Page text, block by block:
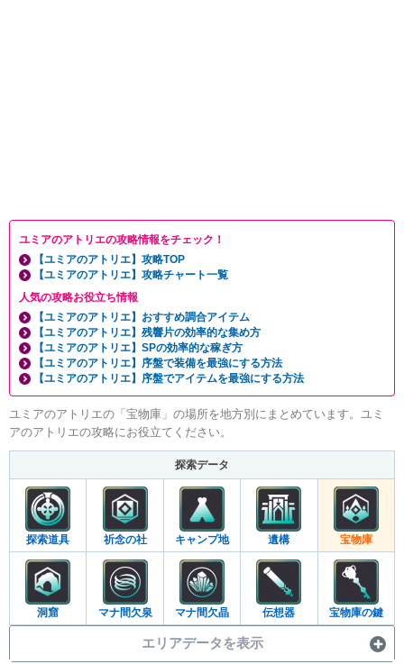
ユミアのアトリエの攻略情報をチェック！
【ユミアのアトリエ】攻略TOP
【ユミアのアトリエ】攻略チャート一覧
人気の攻略お役立ち情報
【ユミアのアトリエ】おすすめ調合アイテム
【ユミアのアトリエ】残響片の効率的な集め方
【ユミアのアトリエ】SPの効率的な稼ぎ方
【ユミアのアトリエ】序盤で装備を最強にする方法
【ユミアのアトリエ】序盤でアイテムを最強にする方法
ユミアのアトリエの「宝物庫」の場所を地方別にまとめています。ユミ
アのアトリエの攻略にお役立てください。
探索データ
探索道具 祈念の社 キャンプ地 遺構 宝物庫
洞窟 マナ間欠泉 マナ間欠晶 伝想器 宝物庫の鍵
エリアデータを表示